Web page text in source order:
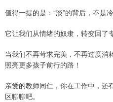
值得一提的是：“淡”的背后，不是
它让我们从情绪的奴隶，转变回了
当我们不再苛求完美，不再过度消
照亮更多孩子前行的路！
亲爱的教师同仁，你在工作中，还
区聊聊吧。